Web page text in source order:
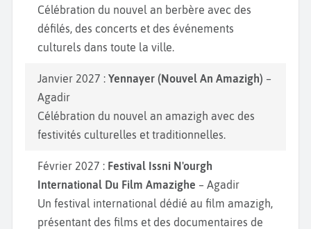
Célébration du nouvel an berbère avec des
défilés, des concerts et des événements
culturels dans toute la ville.
Janvier 2027 : Yennayer (Nouvel An Amazigh) –
Agadir
Célébration du nouvel an amazigh avec des
festivités culturelles et traditionnelles.
Février 2027 : Festival Issni N'ourgh
International Du Film Amazighe – Agadir
Un festival international dédié au film amazigh,
présentant des films et des documentaires de